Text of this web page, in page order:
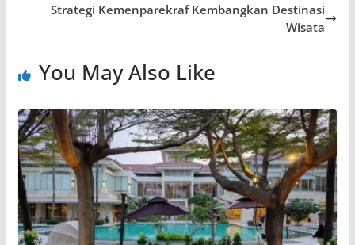
Strategi Kemenparekraf Kembangkan Destinasi
Wisata
You May Also Like